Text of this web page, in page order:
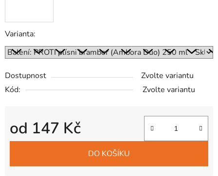
Varianta:
Dostupnost
Zvolte variantu
Kód:
Zvolte variantu
od 147 Kč
Měrná cena:
DO KOŠÍKU